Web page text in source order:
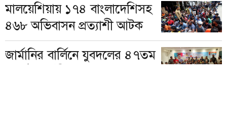
মালয়েশিয়ায় ১৭৪ বাংলাদেশিসহ
৪৬৮ অভিবাসন প্রত্যাশী আটক
জার্মানির বার্লিনে যুবদলের ৪৭তম